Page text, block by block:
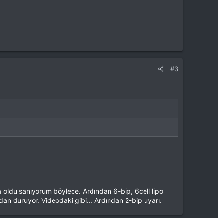
#3
oldu sanıyorum böylece. Ardından 6-bip, 6cell lipo
duruyor. Videodaki gibi... Ardından 2-bip uyarı.